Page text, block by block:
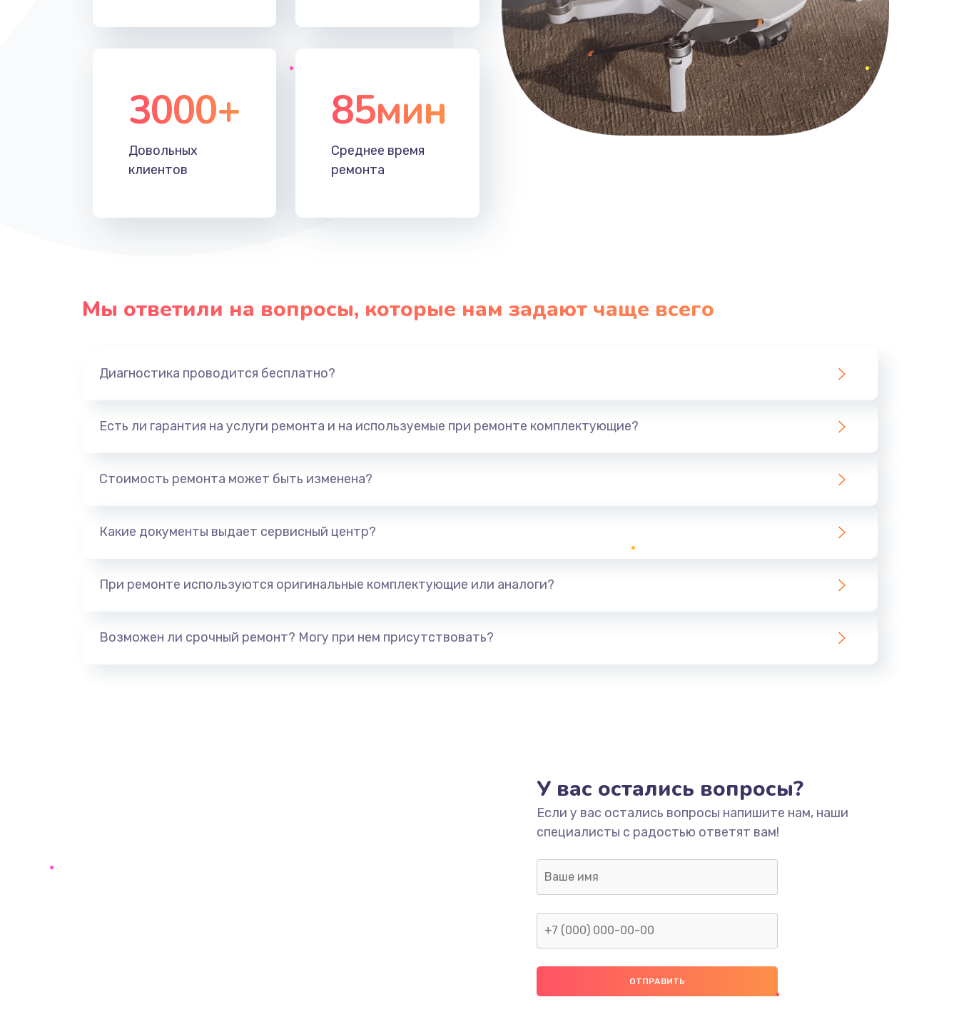
3000+
Довольных
клиентов
85мин
Среднее время
ремонта
Мы ответили на вопросы, которые нам задают чаще всего
Диагностика проводится бесплатно?
Есть ли гарантия на услуги ремонта и на используемые при ремонте комплектующие?
Стоимость ремонта может быть изменена?
Какие документы выдает сервисный центр?
При ремонте используются оригинальные комплектующие или аналоги?
Возможен ли срочный ремонт? Могу при нем присутствовать?
У вас остались вопросы?
Если у вас остались вопросы напишите нам, наши
специалисты с радостью ответят вам!